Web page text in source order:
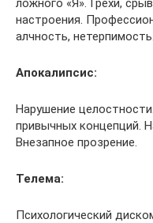
ложного «Я». Грехи,
настроения.
алчность, нетерпимость.
Апокалипсис:
Нарушение
привычных концепций.
Внезапное прозрение.
Телема:
Психологический